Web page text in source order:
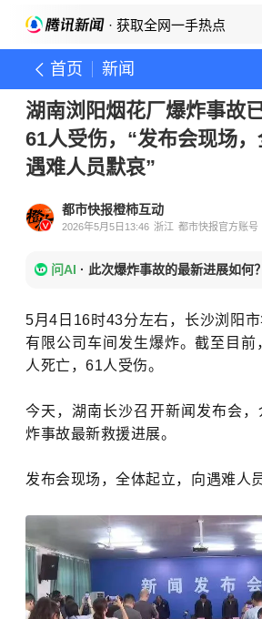
· 获取全网一手热点
首页 新闻
湖南浏阳烟花厂爆炸事故
61人受伤，“发布会现场
遇难人员默哀”
都市快报橙柿互动
2026年5月5日13:46 浙江 都市快报官方账号
问AI · 此次爆炸事故的最新进展如何？
5月4日16时43分左右，长沙浏阳
有限公司车间发生爆炸。截至目前
人死亡，61人受伤。
今天，湖南长沙召开新闻发布会
炸事故最新救援进展。
发布会现场，全体起立，向遇难人